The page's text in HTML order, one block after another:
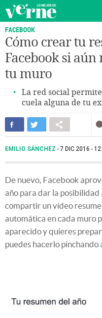
FACEBOOK
Cómo crear tu
Facebook si
tu muro
La red social
cuela alguna de tu ex
EMILIO SÁNCHEZ 7 DIC 2016 -
De nuevo, Facebook
año para dar la posibilidad
compartir un vídeo
automática en cada muro
aparecido y quieres
puedes hacerlo pinchando